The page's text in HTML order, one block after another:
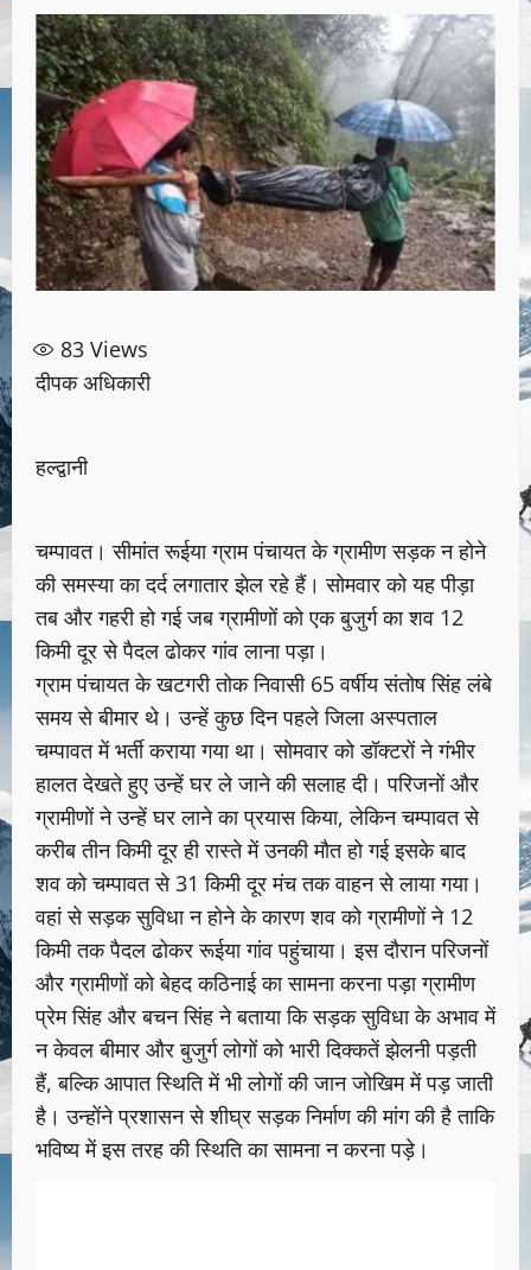
83 Views
दीपक अधिकारी
हल्द्वानी
चम्पावत। सीमांत रूईया ग्राम पंचायत के ग्रामीण सड़क न होने
की समस्या का दर्द लगातार झेल रहे हैं। सोमवार को यह पीड़ा
तब और गहरी हो गई जब ग्रामीणों को एक बुजुर्ग का शव 12
किमी दूर से पैदल ढोकर गांव लाना पड़ा।
ग्राम पंचायत के खटगरी तोक निवासी 65 वर्षीय संतोष सिंह लंबे
समय से बीमार थे। उन्हें कुछ दिन पहले जिला अस्पताल
चम्पावत में भर्ती कराया गया था। सोमवार को डॉक्टरों ने गंभीर
हालत देखते हुए उन्हें घर ले जाने की सलाह दी। परिजनों और
ग्रामीणों ने उन्हें घर लाने का प्रयास किया, लेकिन चम्पावत से
करीब तीन किमी दूर ही रास्ते में उनकी मौत हो गई इसके बाद
शव को चम्पावत से 31 किमी दूर मंच तक वाहन से लाया गया।
वहां से सड़क सुविधा न होने के कारण शव को ग्रामीणों ने 12
किमी तक पैदल ढोकर रूईया गांव पहुंचाया। इस दौरान परिजनों
और ग्रामीणों को बेहद कठिनाई का सामना करना पड़ा ग्रामीण
प्रेम सिंह और बचन सिंह ने बताया कि सड़क सुविधा के अभाव में
न केवल बीमार और बुजुर्ग लोगों को भारी दिक्कतें झेलनी पड़ती
हैं, बल्कि आपात स्थिति में भी लोगों की जान जोखिम में पड़ जाती
है। उन्होंने प्रशासन से शीघ्र सड़क निर्माण की मांग की है ताकि
भविष्य में इस तरह की स्थिति का सामना न करना पड़े।